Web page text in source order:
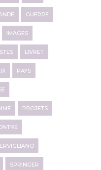
GUERRE
IMAGES
LIVRET
PAYS
PROJETS
SPRINGER